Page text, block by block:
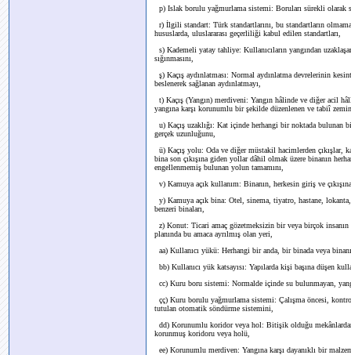
p) Islak borulu yağmurlama sistemi: Boruları sürekli
r) İlgili standart: Türk standartlarını, bu standartların
hususlarda, uluslararası geçerliliği kabul edilen standartları,
s) Kademeli yatay tahliye: Kullanıcıların yangından
sığınmasını,
ş) Kaçış aydınlatması: Normal aydınlatma devrelerinin
beslenerek sağlanan aydınlatmayı,
t) Kaçış (Yangın) merdiveni: Yangın hâlinde ve diğer acil
yangına karşı korunumlu bir şekilde düzenlenen ve tabiî
u) Kaçış uzaklığı: Kat içinde herhangi bir noktada bulunan
gerçek uzunluğunu,
ü) Kaçış yolu: Oda ve diğer müstakil hacimlerden çıkışlar,
bina son çıkışına giden yollar dâhil olmak üzere binanın
engellenmemiş bulunan yolun tamamını,
v) Kamuya açık kullanım: Binanın, herkesin giriş ve
y) Kamuya açık bina: Otel, sinema, tiyatro, hastane,
benzeri binaları,
z) Konut: Ticari amaç gözetmeksizin bir veya birçok insanın
planında bu amaca ayrılmış olan yeri,
aa) Kullanıcı yükü: Herhangi bir anda, bir binada veya
bb) Kullanıcı yük katsayısı: Yapılarda kişi başına düşen
cc) Kuru boru sistemi: Normalde içinde su bulunmayan,
çç) Kuru borulu yağmurlama sistemi: Çalışma öncesi,
tutulan otomatik söndürme sistemini,
dd) Korunumlu koridor veya hol: Bitişik olduğu mekânlardan
korunmuş koridoru veya holü,
ee) Korunumlu merdiven: Yangına karşı dayanıklı bir